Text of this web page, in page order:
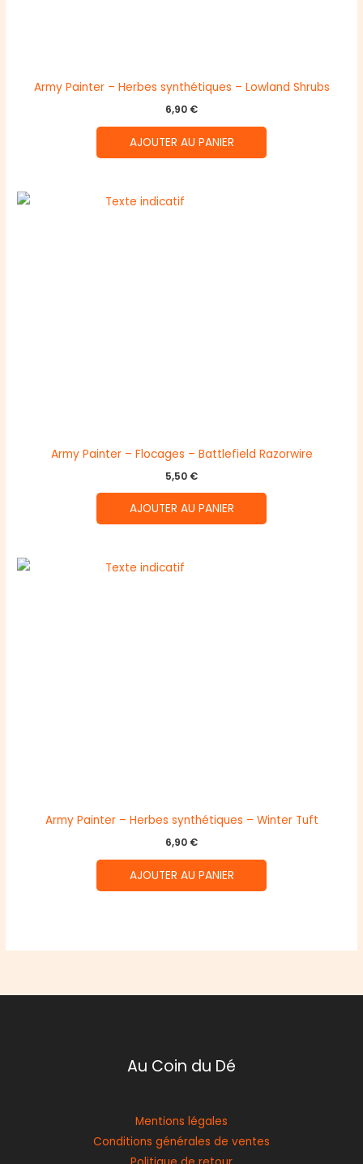
Army Painter – Herbes synthétiques – Lowland Shrubs
6,90 €
AJOUTER AU PANIER
Army Painter – Flocages – Battlefield Razorwire
5,50 €
AJOUTER AU PANIER
Army Painter – Herbes synthétiques – Winter Tuft
6,90 €
AJOUTER AU PANIER
Au Coin du Dé
Mentions légales
Conditions générales de ventes